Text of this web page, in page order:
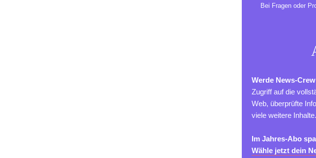
Bei Fragen oder
Werde News-
Zugriff auf die
Web, überprüfte
viele weitere Inhalte.
Im Jahres-Abo
Wähle jetzt dein